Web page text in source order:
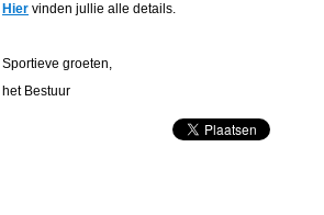
Hier vinden jullie alle details.
Sportieve groeten,
het Bestuur